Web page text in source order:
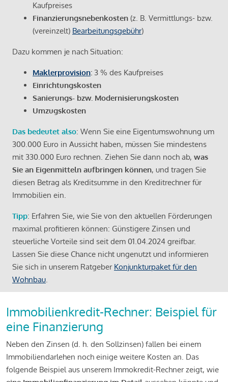
Kaufpreises
Finanzierungsnebenkosten (z. B. Vermittlungs- bzw.
(vereinzelt) Bearbeitungsgebühr)
Dazu kommen je nach Situation:
Maklerprovision: 3 % des Kaufpreises
Einrichtungskosten
Sanierungs- bzw. Modernisierungskosten
Umzugskosten
Das bedeutet also: Wenn Sie eine Eigentumswohnung um
300.000 Euro in Aussicht haben, müssen Sie mindestens
mit 330.000 Euro rechnen. Ziehen Sie dann noch ab, was
Sie an Eigenmitteln aufbringen können, und tragen Sie
diesen Betrag als Kreditsumme in den Kreditrechner für
Immobilien ein.
Tipp: Erfahren Sie, wie Sie von den aktuellen Förderungen
maximal profitieren können: Günstigere Zinsen und
steuerliche Vorteile sind seit dem 01.04.2024 greifbar.
Lassen Sie diese Chance nicht ungenutzt und informieren
Sie sich in unserem Ratgeber Konjunkturpaket für den
Wohnbau.
Immobilienkredit-Rechner: Beispiel für
eine Finanzierung
Neben den Zinsen (d. h. den Sollzinsen) fallen bei einem
Immobiliendarlehen noch einige weitere Kosten an. Das
folgende Beispiel aus unserem Immokredit-Rechner zeigt, wie